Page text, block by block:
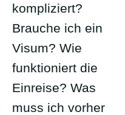
kompliziert?
Brauche ich ein
Visum? Wie
funktioniert die
Einreise? Was
muss ich vorher